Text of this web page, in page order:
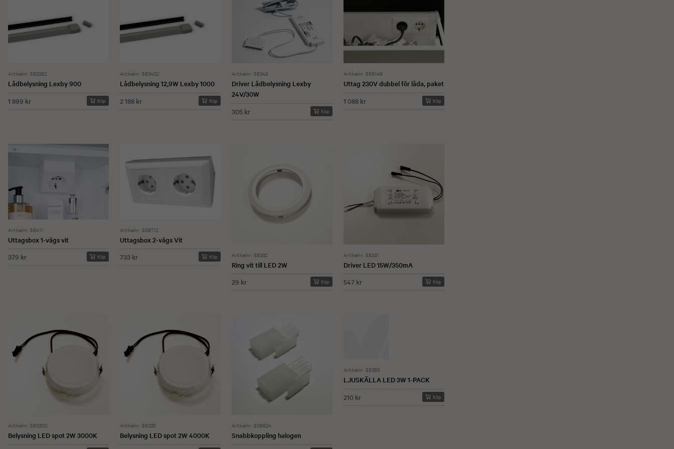
Artikelnr. 583392
Lådbelysning Lexby 900
1 899 kr
Köp
Artikelnr. 583402
Lådbelysning 12,9W Lexby 1000
2 188 kr
Köp
Artikelnr. 58343
Driver Lådbelysning Lexby
24V/30W
305 kr
Köp
Artikelnr. 599149
Uttag 230V dubbel för låda, paket
1 088 kr
Köp
Artikelnr. 58411
Uttagsbox 1-vägs vit
379 kr
Köp
Artikelnr. 508712
Uttagsbox 2-vägs Vit
733 kr
Köp Artikelnr. 58332
Ring vit till LED 2W
29 kr
Köp
Artikelnr. 58331
Driver LED 15W/350mA
547 kr
Köp
Artikelnr. 583300
Belysning LED spot 2W 3000K
Artikelnr. 58330
Belysning LED spot 2W 4000K
Artikelnr. 508624
Snabbkoppling halogen
Artikelnr. 58395
LJUSKÄLLA LED 3W 1-PACK
210 kr
Köp